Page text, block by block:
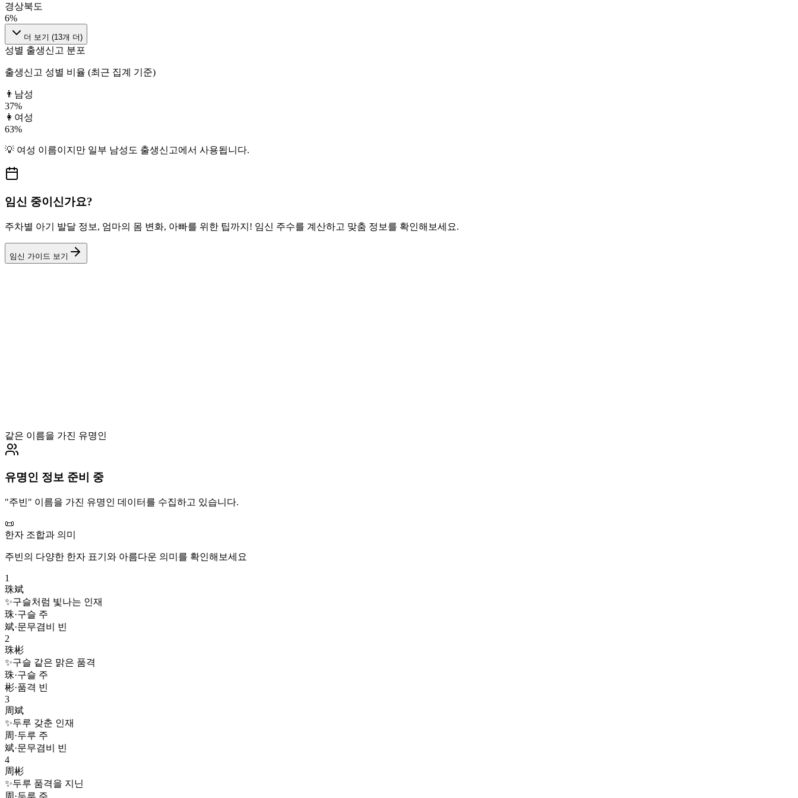
경상북도
6%
더 보기 (13개 더)
성별 출생신고 분포
출생신고 성별 비율 (최근 집계 기준)
👨 남성
37%
👩 여성
63%
💡 여성 이름이지만 일부 남성도 출생신고에서 사용됩니다.
임신 중이신가요?
주차별 아기 발달 정보, 엄마의 몸 변화, 아빠를 위한 팁까지! 임신 주수를 계산하고 맞춤 정보를 확인해보세요.
임신 가이드 보기
같은 이름을 가진 유명인
유명인 정보 준비 중
"주빈" 이름을 가진 유명인 데이터를 수집하고 있습니다.
📜
한자 조합과 의미
주빈의 다양한 한자 표기와 아름다운 의미를 확인해보세요
1
珠斌
✨구슬처럼 빛나는 인재
珠·구슬 주
斌·문무겸비 빈
2
珠彬
✨구슬 같은 맑은 품격
珠·구슬 주
彬·품격 빈
3
周斌
✨두루 갖춘 인재
周·두루 주
斌·문무겸비 빈
4
周彬
✨두루 품격을 지닌